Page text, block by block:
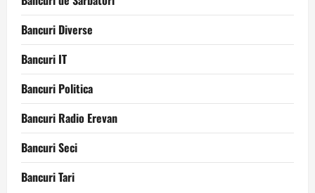
Bancuri Diverse
Bancuri IT
Bancuri Politica
Bancuri Radio Erevan
Bancuri Seci
Bancuri Tari